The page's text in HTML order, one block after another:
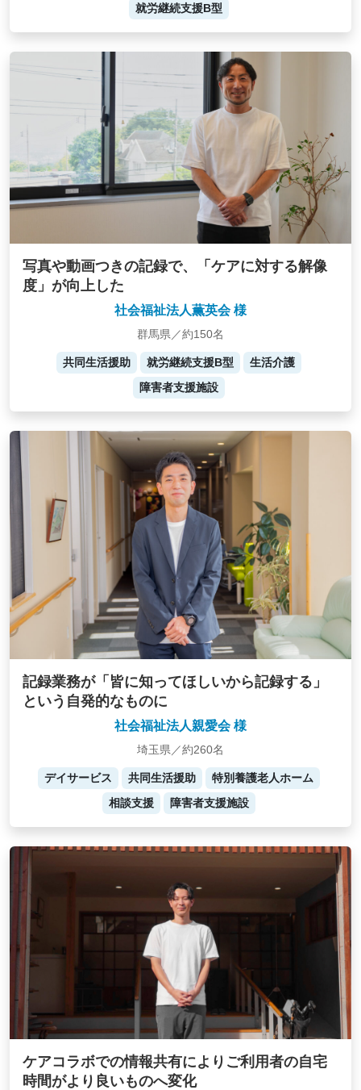
就労継続支援B型
写真や動画つきの記録で、「ケアに対する解像
度」が向上した
社会福祉法人薫英会 様
群馬県／約150名
共同生活援助 就労継続支援B型
生活介護
障害者支援施設
記録業務が「皆に知ってほしいから記録する」
という自発的なものに
社会福祉法人親愛会 様
埼玉県／約260名
デイサービス 共同生活援助
特別養護老人ホーム
相談支援
障害者支援施設
ケアコラボでの情報共有によりご利用者の自宅
時間がより良いものへ変化